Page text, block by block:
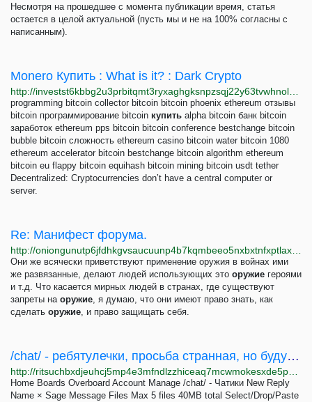
Несмотря на прошедшее с момента публикации время, статья
остается в целой актуальной (пусть мы и не на 100% согласны с
написанным).
Monero Купить : What is it? : Dark Crypto
programming bitcoin collector bitcoin bitcoin phoenix ethereum отзывы
bitcoin программирование bitcoin купить alpha bitcoin банк bitcoin
заработок ethereum pps bitcoin bitcoin conference bestchange bitcoin
bubble bitcoin сложность ethereum casino bitcoin water bitcoin 1080
ethereum accelerator bitcoin bestchange bitcoin algorithm ethereum
bitcoin eu flappy bitcoin equihash bitcoin mining bitcoin usdt tether
Decentralized: Cryptocurrencies don’t have a central computer or
server.
Re: Манифест форума.
Они же всячески приветствуют применение оружия в войнах ими
же развязанные, делают людей использующих это оружие героями
и т.д. Что касается мирных людей в странах, где существуют
запреты на оружие, я думаю, что они имеют право знать, как
сделать оружие, и право защищать себя.
/chat/ - ребятулечки, просьба странная, но буду очень рада если поможете. мне надо где нибудь...
Home Boards Overboard Account Manage /chat/ - Чатики New Reply
Name × Sage Message Files Max 5 files 40MB total Select/Drop/Paste